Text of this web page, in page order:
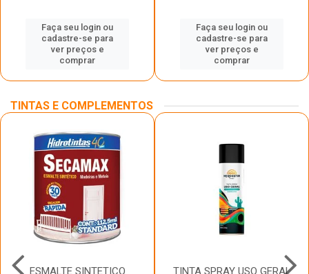
Faça seu login ou
cadastre-se para
ver preços e
comprar
Faça seu login ou
cadastre-se para
ver preços e
comprar
TINTAS E COMPLEMENTOS
ESMALTE SINTETICO TINTA SPRAY USO GERAL